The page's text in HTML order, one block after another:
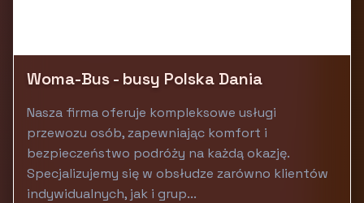
Woma-Bus - busy Polska Dania
Nasza firma oferuje kompleksowe usługi
przewozu osób, zapewniając komfort i
bezpieczeństwo podróży na każdą okazję.
Specjalizujemy się w obsłudze zarówno klientów
indywidualnych, jak i grup...